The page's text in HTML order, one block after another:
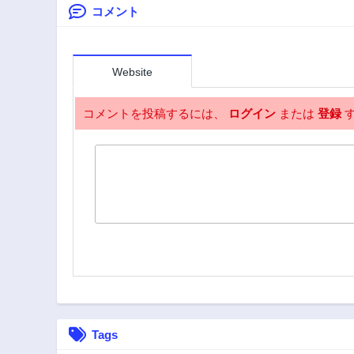
コメント
Website
コメントを投稿するには、 ログイン または 登録
Tags